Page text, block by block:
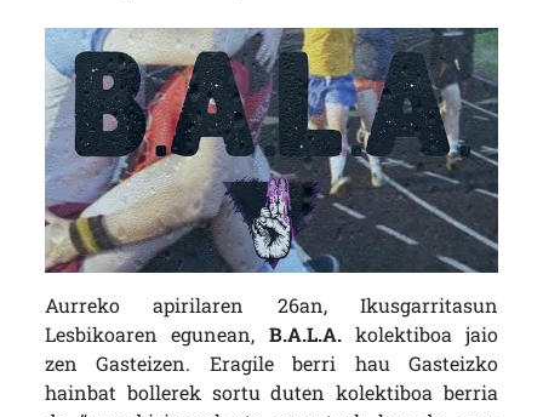
Aurreko apirilaren 26an, Ikusgarritasun
Lesbikoaren egunean, B.A.L.A.kolektiboa jaio
zen Gasteizen. Eragile berri hau Gasteizko
hainbat bollerek sortu duten kolektiboa berria